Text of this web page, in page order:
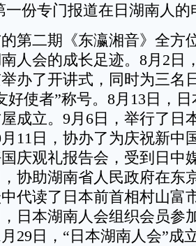
一份专门报道在日湖南人
二期《东瀛湘音》全方
人会的成长足迹。8月2日
办了开讲式，同时为三名
好使者”称号。8月13日，
成立。9月6日，举行了日
11日，协办了为庆祝新中
庆观礼报告会，受到日中
协助湖南省人民政府在东
代读了日本前首相村山富
日本湖南人会组织会员参
29日，“日本湖南人会”成